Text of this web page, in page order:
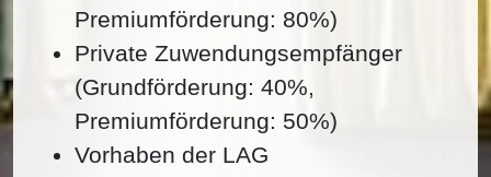
Premiumförderung: 80%)
Private Zuwendungsempfänger
(Grundförderung: 40%,
Premiumförderung: 50%)
Vorhaben der LAG